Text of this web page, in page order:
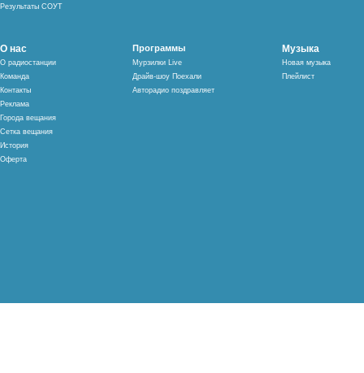
Результаты СОУТ
О нас
О радиостанции
Команда
Контакты
Реклама
Города вещания
Сетка вещания
История
Оферта
Программы
Мурзилки Live
Драйв-шоу Поехали
Авторадио поздравляет
Музыка
Новая музыка
Плейлист